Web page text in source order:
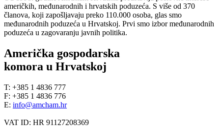
američkih, međunarodnih i hrvatskih poduzeća. S više od 370
članova, koji zapošljavaju preko 110.000 osoba, glas smo
međunarodnih poduzeća u Hrvatskoj. Prvi smo izbor međunarodnih
poduzeća u zagovaranju javnih politika.
Američka gospodarska
komora u Hrvatskoj
T: +385 1 4836 777
F: +385 1 4836 776
E: info@amcham.hr
VAT ID: HR 91127208369